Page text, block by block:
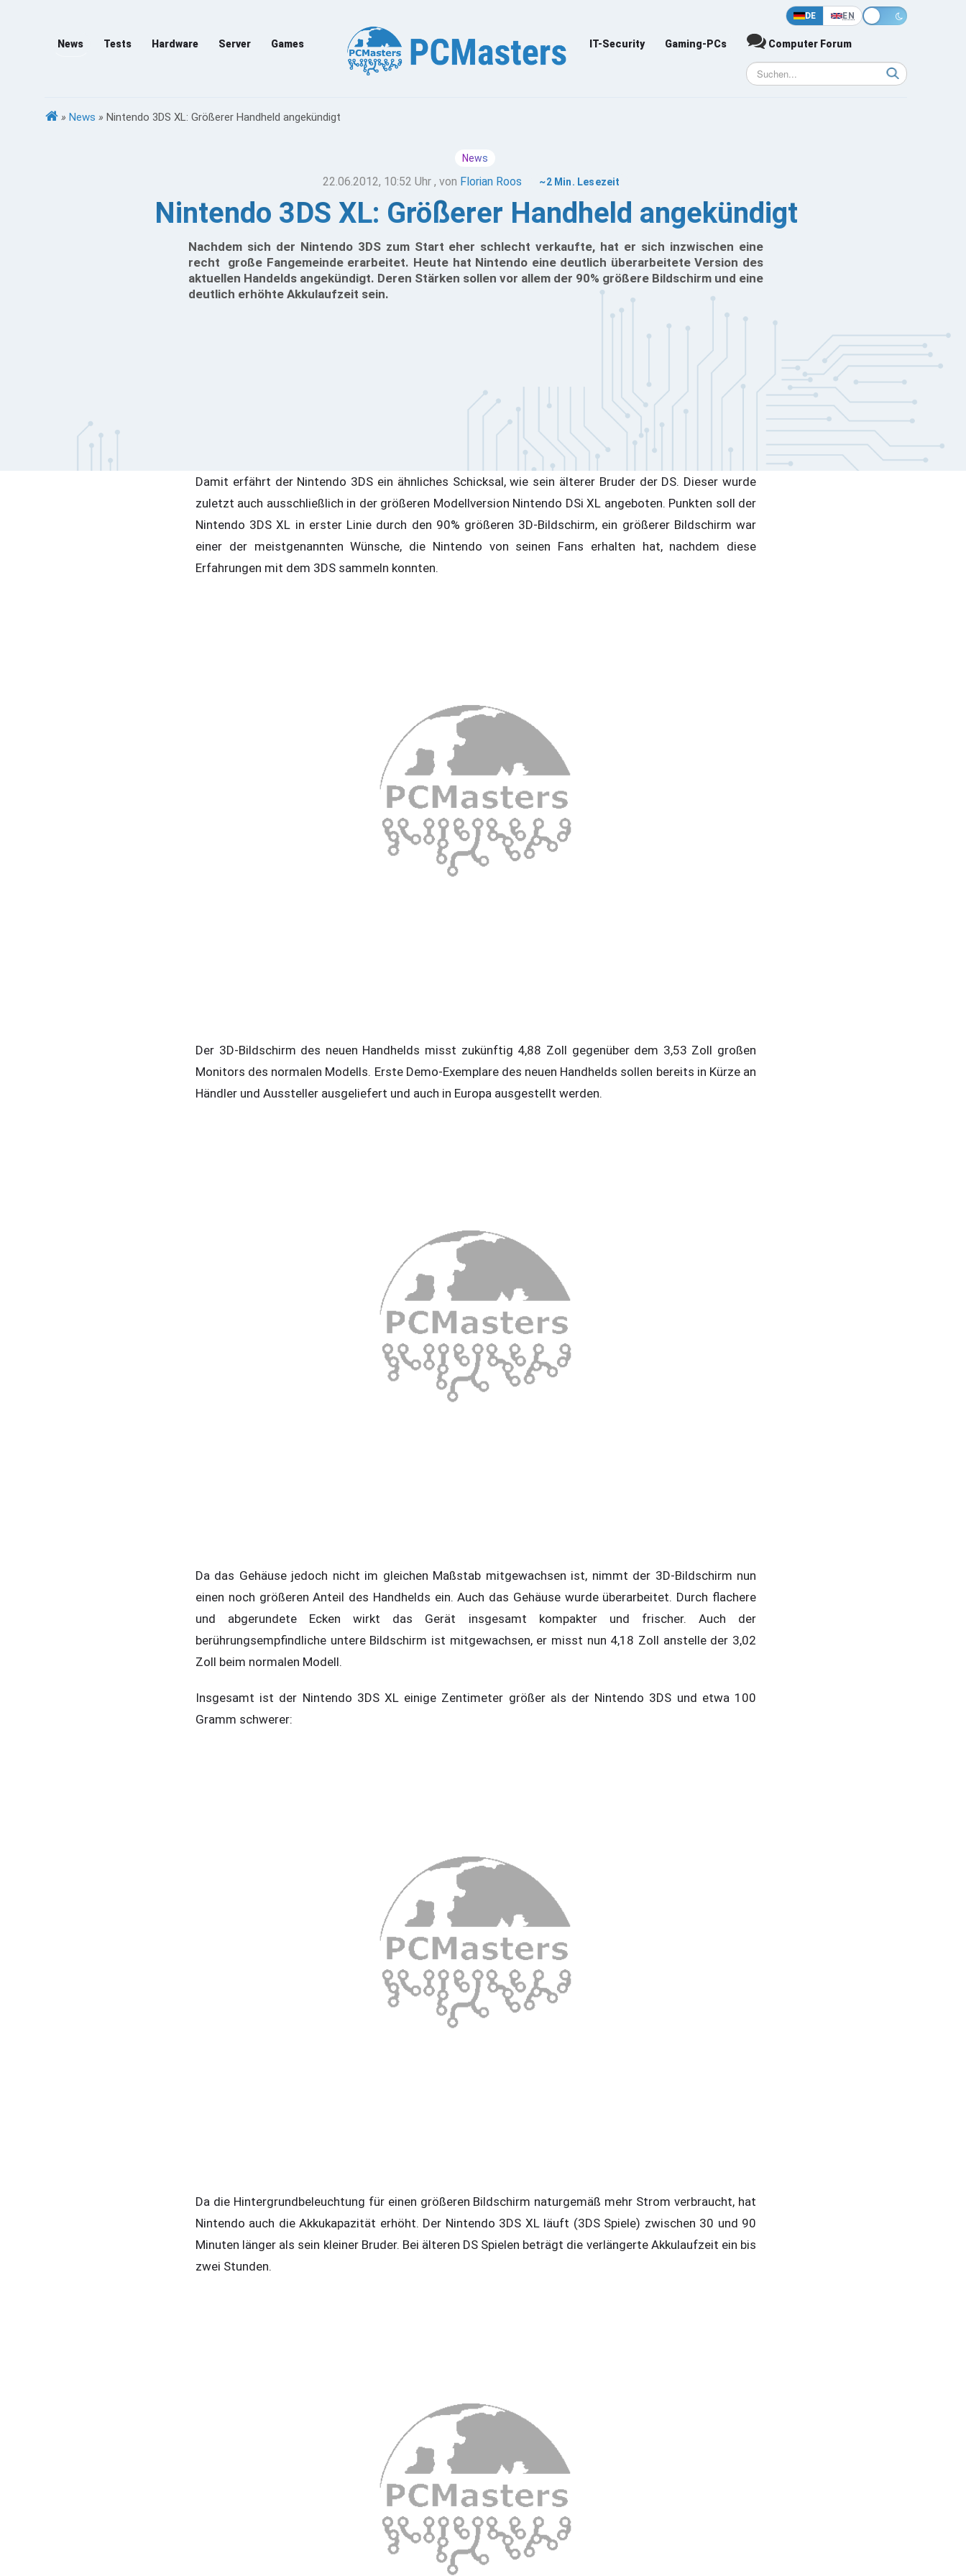
DE EN
News Tests Hardware Server Games IT-Security Gaming-PCs Computer Forum
» News » Nintendo 3DS XL: Größerer Handheld angekündigt
News
22.06.2012, 10:52 Uhr , von Florian Roos ~2 Min. Lesezeit
Nintendo 3DS XL: Größerer Handheld angekündigt
Nachdem sich der Nintendo 3DS zum Start eher schlecht verkaufte, hat er sich inzwischen eine
recht große Fangemeinde erarbeitet. Heute hat Nintendo eine deutlich überarbeitete Version des
aktuellen Handelds angekündigt. Deren Stärken sollen vor allem der 90% größere Bildschirm und eine
deutlich erhöhte Akkulaufzeit sein.
Damit erfährt der Nintendo 3DS ein ähnliches Schicksal, wie sein älterer Bruder der DS. Dieser wurde
zuletzt auch ausschließlich in der größeren Modellversion Nintendo DSi XL angeboten. Punkten soll der
Nintendo 3DS XL in erster Linie durch den 90% größeren 3D-Bildschirm, ein größerer Bildschirm war
einer der meistgenannten Wünsche, die Nintendo von seinen Fans erhalten hat, nachdem diese
Erfahrungen mit dem 3DS sammeln konnten.
Der 3D-Bildschirm des neuen Handhelds misst zukünftig 4,88 Zoll gegenüber dem 3,53 Zoll großen
Monitors des normalen Modells. Erste Demo-Exemplare des neuen Handhelds sollen bereits in Kürze an
Händler und Aussteller ausgeliefert und auch in Europa ausgestellt werden.
Da das Gehäuse jedoch nicht im gleichen Maßstab mitgewachsen ist, nimmt der 3D-Bildschirm nun
einen noch größeren Anteil des Handhelds ein. Auch das Gehäuse wurde überarbeitet. Durch flachere
und abgerundete Ecken wirkt das Gerät insgesamt kompakter und frischer. Auch der
berührungsempfindliche untere Bildschirm ist mitgewachsen, er misst nun 4,18 Zoll anstelle der 3,02
Zoll beim normalen Modell.
Insgesamt ist der Nintendo 3DS XL einige Zentimeter größer als der Nintendo 3DS und etwa 100
Gramm schwerer:
Da die Hintergrundbeleuchtung für einen größeren Bildschirm naturgemäß mehr Strom verbraucht, hat
Nintendo auch die Akkukapazität erhöht. Der Nintendo 3DS XL läuft (3DS Spiele) zwischen 30 und 90
Minuten länger als sein kleiner Bruder. Bei älteren DS Spielen beträgt die verlängerte Akkulaufzeit ein bis
zwei Stunden.